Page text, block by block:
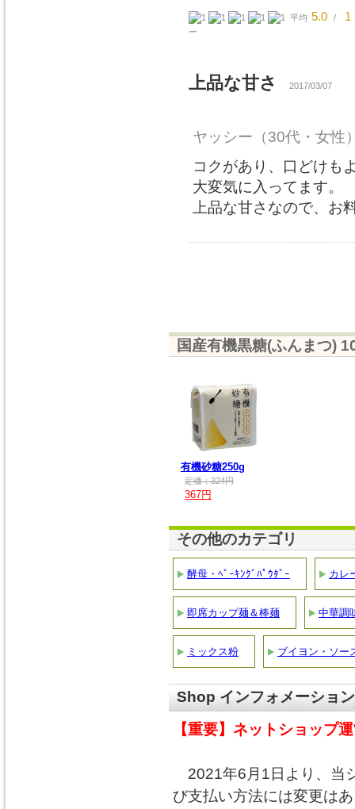
平均 5.0 / 1
ー
上品な甘さ 2017/03/07
ヤッシー （30代・女性
コクがあり、口どけも
大変気に入ってます。
上品な甘さなので、お
国産有機黒糖(ふんまつ)
有機砂糖250g
定価：324円
367円
その他のカテゴリ
酵母・ﾍﾞｰｷﾝｸﾞﾊﾟｳﾀﾞｰ カレ
即席カップ麺＆棒麺 中華調
ミックス粉 ブイヨン・ソー
Shop インフォメーション
【重要】ネットショップ
2021年6月1日より、当
び支払い方法には変更は